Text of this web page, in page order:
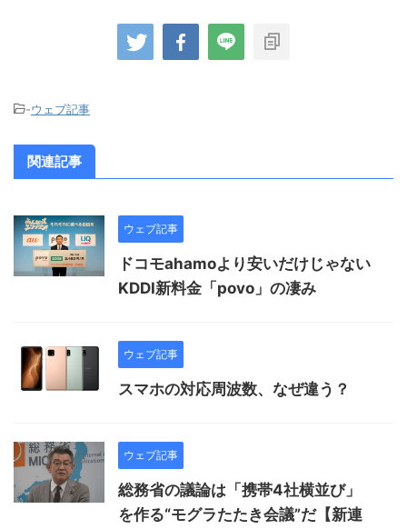
-ウェブ記事
関連記事
ウェブ記事
ドコモahamoより安いだけじゃない
KDDI新料金「povo」の凄み
ウェブ記事
スマホの対応周波数、なぜ違う？
ウェブ記事
総務省の議論は「携帯4社横並び」
を作る“モグラたたき会議”だ【新連